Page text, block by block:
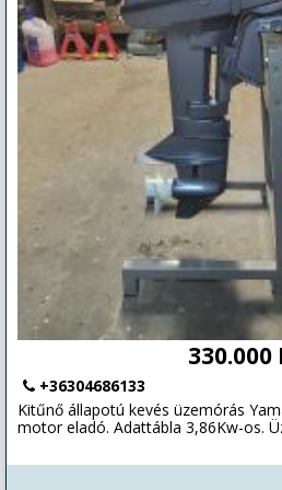
rendszer. Kimondottan jó állapotú
Voile francia prémium kategóriás
Rollgénua, fehér színű Code Zero, 4
elektromos. Teljes teak borítás a
vizsgáztatva, nagyon szép
magáncéllal hajózott.) Elegancia,
Kimondottan igényes, hajózni és a
kitűnő választás! Finanszírozás 30%
kikötőhely kapcsán több klassz
330.000
+36304686133
Kitűnő állapotú kevés üzemórás
motor eladó. Adattábla 3,86Kw-os.